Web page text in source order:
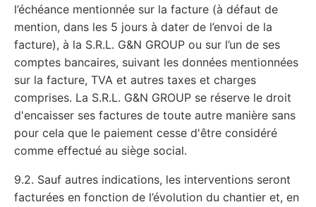
l’échéance mentionnée sur la facture (à défaut de
mention, dans les 5 jours à dater de l’envoi de la
facture), à la S.R.L. G&N GROUP ou sur l’un de ses
comptes bancaires, suivant les données mentionnées
sur la facture, TVA et autres taxes et charges
comprises. La S.R.L. G&N GROUP se réserve le droit
d'encaisser ses factures de toute autre manière sans
pour cela que le paiement cesse d'être considéré
comme effectué au siège social.
9.2. Sauf autres indications, les interventions seront
facturées en fonction de l’évolution du chantier et, en